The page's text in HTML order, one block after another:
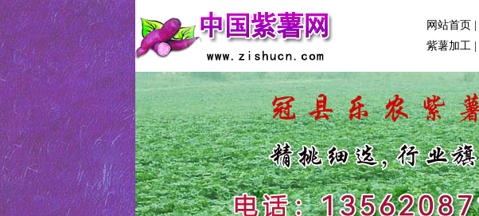
网站首页
紫薯加工|